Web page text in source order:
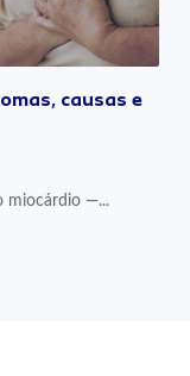
causas e
miocárdio —...